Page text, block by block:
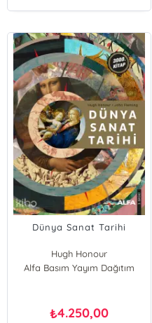
Dünya Sanat Tarihi
Hugh Honour
John Fleming
Alfa Basım Yayım Dağıtım
₺4.250,00